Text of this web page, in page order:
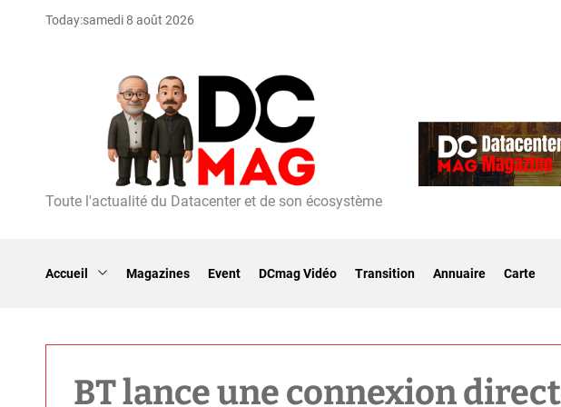
Today:samedi 8 août 2026
D
Toute l'actualité du Datacenter et de son écosystème
Accueil Magazines Event DCmag Vidéo Transition Annuaire Carte
BT lance une connexion